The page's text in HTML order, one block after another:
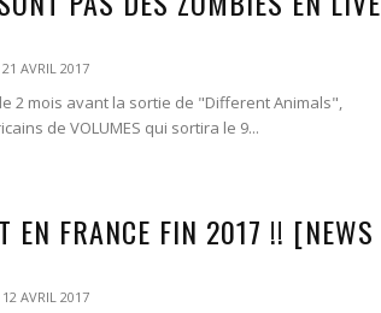
21 AVRIL 2017
2 mois avant la sortie de "Different Animals",
de VOLUMES qui sortira le 9...
EN FRANCE FIN 2017 !! [NEWS
12 AVRIL 2017